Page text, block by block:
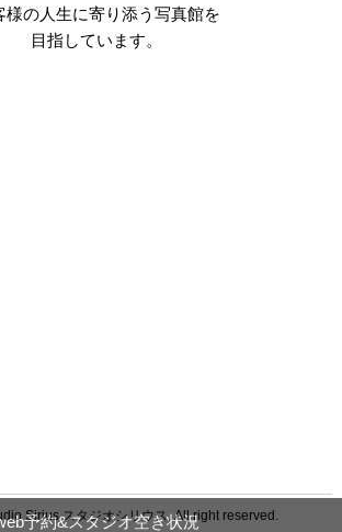
予約&スタジオ空き状況
様の人生に寄り添う写真館を
目指しています。
Sirius スタジオシリウス. All right reserved.